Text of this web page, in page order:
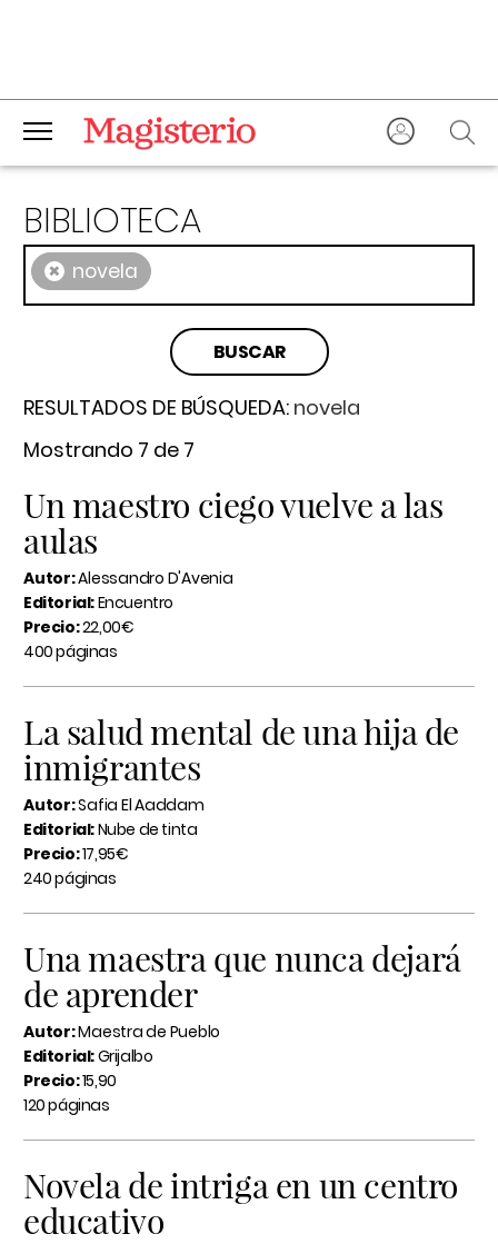
BIBLIOTECA
× novela
RESULTADOS DE BÚSQUEDA: novela
Mostrando 7 de 7
Un maestro ciego vuelve a las
aulas
Autor:Alessandro D'Avenia
Editorial:Encuentro
Precio:22,00€
400 páginas
La salud mental de una hija de
inmigrantes
Autor:Safia El Aaddam
Editorial:Nube de tinta
Precio:17,95€
240 páginas
Una maestra que nunca dejará
de aprender
Autor:Maestra de Pueblo
Editorial:Grijalbo
Precio:15,90
120 páginas
Novela de intriga en un centro
educativo